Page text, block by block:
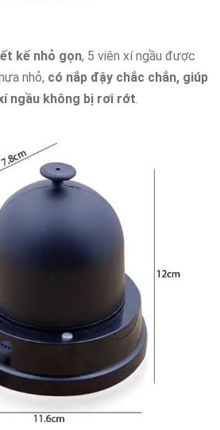
kế nhỏ gọn, 5 viên xí ngầu được
nhỏ, có nắp đậy chắc chắn, giúp
ngầu không bị rơi rớt.